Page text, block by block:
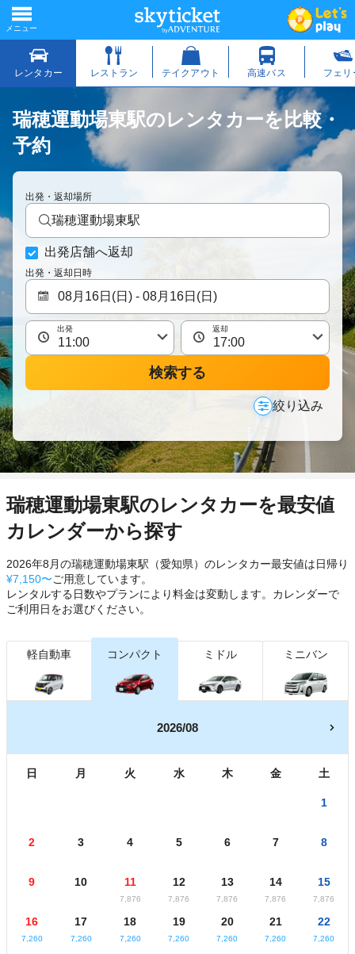
瑞穂運動場東駅のレンタカーを比較・
予約
出発・返却場所
瑞穂運動場東駅
出発店舗へ返却
出発・返却日時
出発 返却
検索する
絞り込み
瑞穂運動場東駅のレンタカーを最安値
カレンダーから探す
2026年8月の瑞穂運動場東駅（愛知県）のレンタカー最安値は日帰り
¥7,150〜ご用意しています。
レンタルする日数やプランにより料金は変動します。カレンダーで
ご利用日をお選びください。
軽自動車 コンパクト ミドル ミニバン
2026/08
日 月 火 水 木 金 土
1
2 3 4 5 6 7 8
9 10 11
7,876
12
7,876
13
7,876
14
7,876
15
7,876
16
7,260
17
7,260
18
7,260
19
7,260
20
7,260
21
7,260
22
7,260